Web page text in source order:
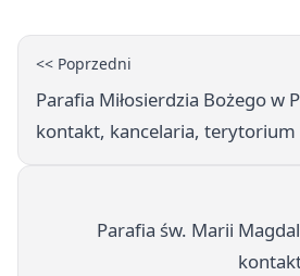
<< Poprzedni
Parafia Miłosierdzia Bożego w
kontakt, kancelaria, terytorium
Parafia św. Marii